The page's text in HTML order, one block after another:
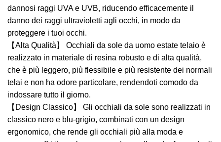
dannosi raggi UVA e UVB, riducendo efficacemente il
danno dei raggi ultravioletti agli occhi, in modo da
proteggere i tuoi occhi.
【Alta Qualità】 Occhiali da sole da uomo estate telaio è
realizzato in materiale di resina robusto e di alta qualità,
che è più leggero, più flessibile e più resistente dei normali
telai e non ha odore particolare, rendendoti comodo da
indossare tutto il giorno.
【Design Classico】 Gli occhiali da sole sono realizzati in
classico nero e blu-grigio, combinati con un design
ergonomico, che rende gli occhiali più alla moda e